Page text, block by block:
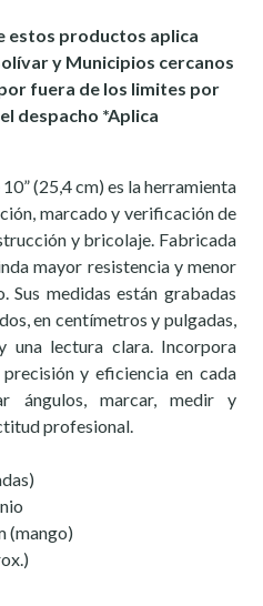
estos productos aplica
y Municipios cercanos
fuera de los limites por
despacho *Aplica
(25,4 cm) es la herramienta
marcado y verificación de
y bricolaje. Fabricada
mayor resistencia y menor
Sus medidas están grabadas
en centímetros y pulgadas,
una lectura clara. Incorpora
y eficiencia en cada
ángulos, marcar, medir y
profesional.
(mango)